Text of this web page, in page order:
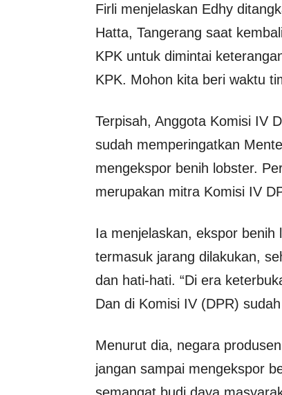
Firli menjelaskan Edhy
Hatta, Tangerang saat
KPK untuk dimintai
KPK. Mohon kita beri waktu
Terpisah, Anggota Komisi IV
sudah memperingatkan
mengekspor benih lobster.
merupakan mitra Komisi IV
Ia menjelaskan, ekspor
termasuk jarang dilakukan,
dan hati-hati. “Di era
Dan di Komisi IV (DPR)
Menurut dia, negara
jangan sampai mengekspor
semangat budi daya